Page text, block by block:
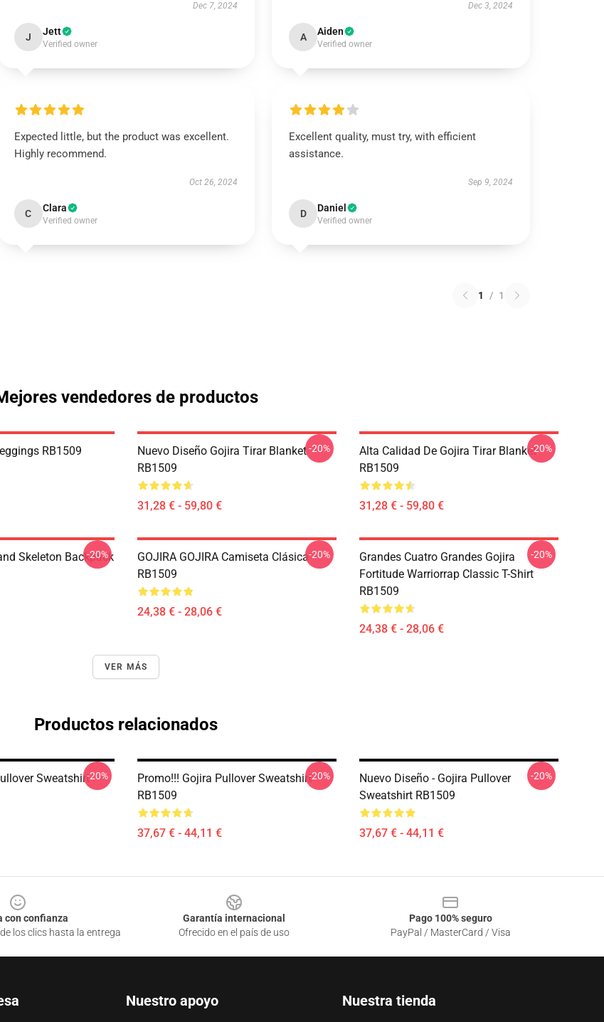
Dec 7, 2024
J Jett
Verified owner
Dec 3, 2024
A Aiden
Verified owner
Expected little, but the product was excellent.
Highly recommend.
Oct 26, 2024
C Clara
Verified owner
Excellent quality, must try, with efficient
assistance.
Sep 9, 2024
D Daniel
Verified owner
1 / 1
vendedores de productos
RB1509
Nuevo Diseño Gojira Tirar Blanket
RB1509
31,28 € - 59,80 €
-20%
Alta Calidad De Gojira Tirar Blanket
RB1509
31,28 € - 59,80 €
-20%
Skeleton Backpack
-20%
GOJIRA GOJIRA Camiseta Clásica
RB1509
24,38 € - 28,06 €
-20%
Grandes Cuatro Grandes Gojira
Fortitude Warriorrap Classic T-Shirt
RB1509
24,38 € - 28,06 €
-20%
VER MÁS
Productos relacionados
Sweatshirt-20%
Promo!!! Gojira Pullover Sweatshirt
RB1509
37,67 € - 44,11 €
-20%
Nuevo Diseño - Gojira Pullover
Sweatshirt RB1509
37,67 € - 44,11 €
-20%
con confianza
los clics hasta la entrega
Garantía internacional
Ofrecido en el país de uso
Pago 100% seguro
PayPal / MasterCard / Visa
Nuestro apoyo Nuestra tienda